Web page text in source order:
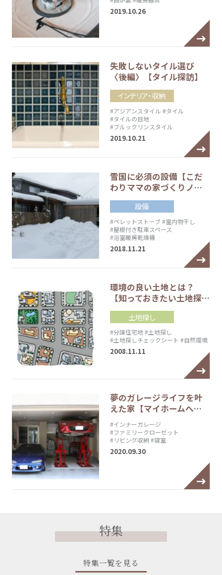
2019.10.26
失敗しないタイル選び
〈後編〉【タイル探訪】
インテリア・収納
#アジアンスタイル #タイル
#タイルの目地
#ブルックリンスタイル
2019.10.21
雪国に必須の設備【こだ
わりママの家づくりノ…
設備
#ペレットストーブ#室内物干し
#屋根付き駐車スペース
#浴室暖房乾燥機
2018.11.21
環境の良い土地とは？
【知っておきたい土地探…
土地探し
#分譲住宅地#土地探し
#土地探しチェックシート #自然環境
2008.11.11
夢のガレージライフを叶
えた家【マイホームへ…
#インナーガレージ
#ファミリークローゼット
#リビング収納 #寝室
2020.09.30
特集
特集一覧を見る